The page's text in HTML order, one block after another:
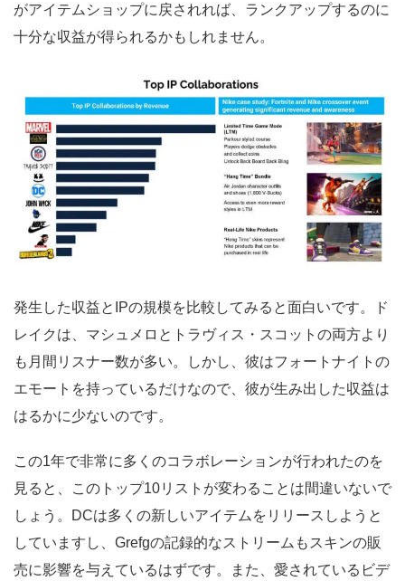
がアイテムショップに戻されれば、ランクアップするのに
十分な収益が得られるかもしれません。
発生した収益とIPの規模を比較してみると面白いです。ド
レイクは、マシュメロとトラヴィス・スコットの両方より
も月間リスナー数が多い。しかし、彼はフォートナイトの
エモートを持っているだけなので、彼が生み出した収益は
はるかに少ないのです。
この1年で非常に多くのコラボレーションが行われたのを
見ると、このトップ10リストが変わることは間違いないで
しょう。DCは多くの新しいアイテムをリリースしようと
していますし、Grefgの記録的なストリームもスキンの販
売に影響を与えているはずです。また、愛されているビデ